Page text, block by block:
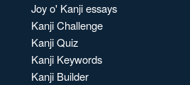
Joy o' Kanji essays
Kanji Challenge
Kanji Quiz
Kanji Keywords
Kanji Builder